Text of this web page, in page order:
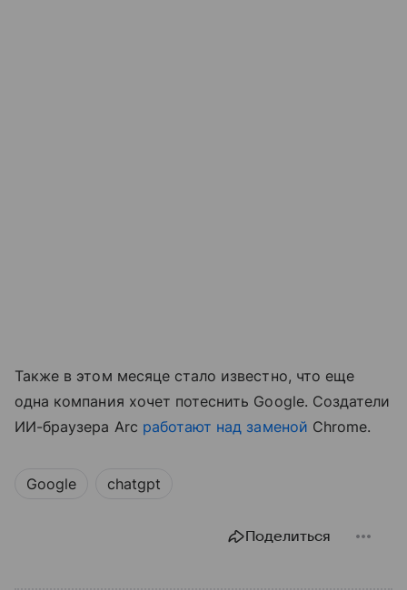
Также в этом месяце стало известно, что еще
одна компания хочет потеснить Google. Создатели
ИИ-браузера Arc работают над заменой Chrome.
Google chatgpt
Поделиться